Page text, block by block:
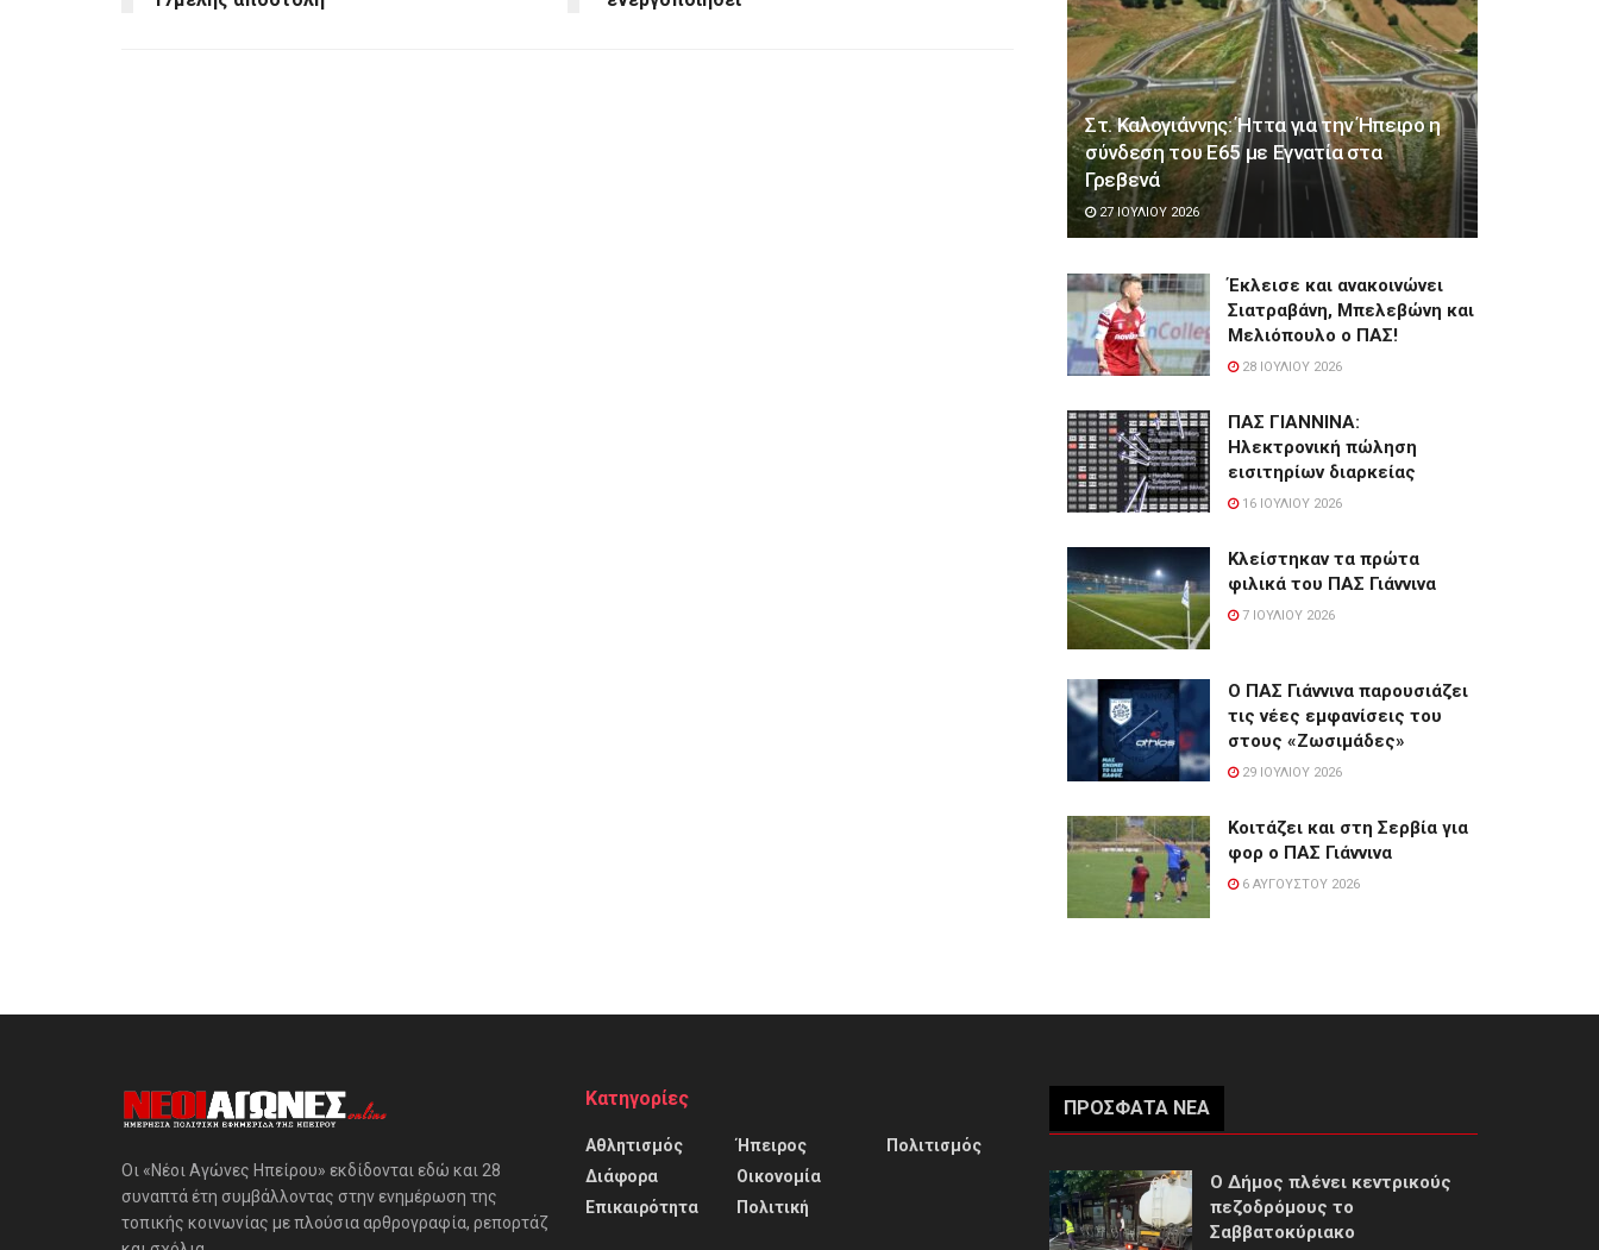
Στ. Καλογιάννης: Ήττα για την Ήπειρο η
σύνδεση του Ε65 με Εγνατία στα
Γρεβενά
27 ΙΟΥΛΊΟΥ 2026
Έκλεισε και ανακοινώνει
Σιατραβάνη, Μπελεβώνη και
Μελιόπουλο ο ΠΑΣ!
28 ΙΟΥΛΊΟΥ 2026
ΠΑΣ ΓΙΑΝΝΙΝΑ:
Hλεκτρονική πώληση
εισιτηρίων διαρκείας
16 ΙΟΥΛΊΟΥ 2026
Κλείστηκαν τα πρώτα
φιλικά του ΠΑΣ Γιάννινα
7 ΙΟΥΛΊΟΥ 2026
Ο ΠΑΣ Γιάννινα παρουσιάζει
τις νέες εμφανίσεις του
στους «Ζωσιμάδες»
29 ΙΟΥΛΊΟΥ 2026
Κοιτάζει και στη Σερβία για
φορ ο ΠΑΣ Γιάννινα
6 ΑΥΓΟΎΣΤΟΥ 2026
Οι «Νέοι Αγώνες Ηπείρου» εκδίδονται εδώ και 28
συναπτά έτη συμβάλλοντας στην ενημέρωση της
τοπικής κοινωνίας με πλούσια αρθρογραφία, ρεπορτάζ
Κατηγορίες
Αθλητισμός
Διάφορα
Επικαιρότητα
Ήπειρος
Οικονομία
Πολιτική
Πολιτισμός
ΠΡΌΣΦΑΤΑ ΝΈΑ
Ο Δήμος πλένει κεντρικούς
πεζοδρόμους το
Σαββατοκύριακο